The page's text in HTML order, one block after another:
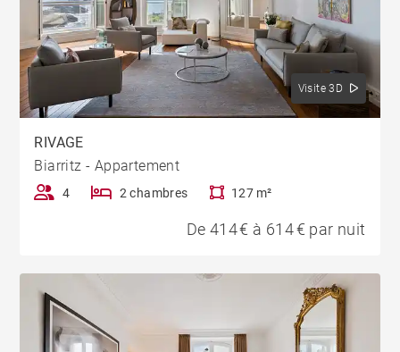
Visite 3D
RIVAGE
Biarritz - Appartement
4 2 chambres 127 m²
De 414 € à 614 € par nuit